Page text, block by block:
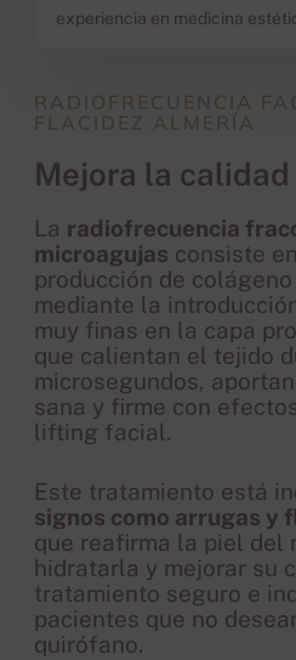
experiencia en medicina
RADIOFRECUENCIA
FLACIDEZ ALMERÍA
Mejora la
La radiofrecuencia
microagujas consiste
producción de
mediante la
muy finas en la capa
que calientan el tejido
microsegundos,
sana y firme con
lifting facial.
Este tratamiento está
signos como arrugas y
que reafirma la piel del
hidratarla y mejorar su
tratamiento seguro e
pacientes que no
quirófano.